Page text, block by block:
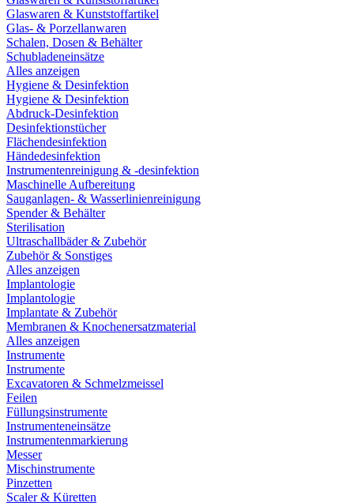
Glaswaren & Kunststoffartikel
Glas- & Porzellanwaren
Schalen, Dosen & Behälter
Schubladeneinsätze
Alles anzeigen
Hygiene & Desinfektion
Hygiene & Desinfektion
Abdruck-Desinfektion
Desinfektionstücher
Flächendesinfektion
Händedesinfektion
Instrumentenreinigung & -desinfektion
Maschinelle Aufbereitung
Sauganlagen- & Wasserlinienreinigung
Spender & Behälter
Sterilisation
Ultraschallbäder & Zubehör
Zubehör & Sonstiges
Alles anzeigen
Implantologie
Implantologie
Implantate & Zubehör
Membranen & Knochenersatzmaterial
Alles anzeigen
Instrumente
Instrumente
Excavatoren & Schmelzmeissel
Feilen
Füllungsinstrumente
Instrumenteneinsätze
Instrumentenmarkierung
Messer
Mischinstrumente
Pinzetten
Scaler & Küretten